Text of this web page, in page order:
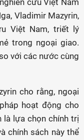
cứu Việt Nam
Vladimir Mazyrin,
Việt Nam, triết lý
trong ngoại giao.
với các nước cùng
cho rằng, ngoại
hoạt động cho
là lựa chọn chính trị
chính sách này thể